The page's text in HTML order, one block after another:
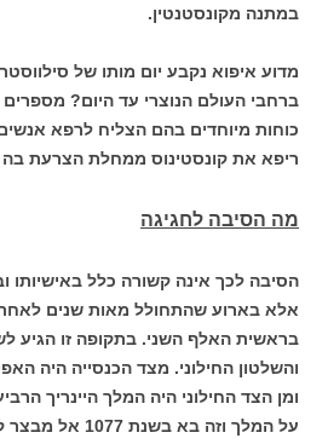
במתנה מקונסטנטין.
מדוע איפוא נקבע יום מותו של סילווסטר
ברחבי העולם הנוצרי עד היום?
כוחות מיוחדים בהם הצליח לרפא אנשים
ריפא את קונסטינוס ממחלת הצרעת בה
מה הסיבה לחגיגה
הסיבה לכך אינה קשורה כלל באישיותו
אלא בארוע שהתחולל מאות שנים לאחר
בראשית האלף השני. בתקופה זו הגיע
והשלטון החילוני. מצד הכנסייה היה
ומן הצד החילוני היה המלך היינריך
על המלך וזה בא